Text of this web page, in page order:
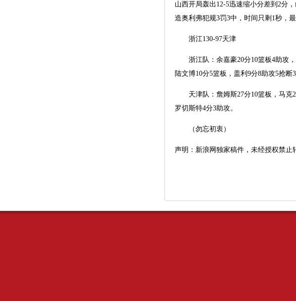
山西开局轰出12-5迅速缩小分差到2分
造奥利弗犯规3罚3中，时间只剩1秒，
浙江130-97天津
浙江队：余嘉豪20分10篮板4助攻，
陆文博10分5篮板，盖利9分8助攻5抢断
天津队：詹姆斯27分10篮板，马克23
罗切斯特4分3助攻。
（勿忘初衷）
声明：新浪网独家稿件，未经授权禁止